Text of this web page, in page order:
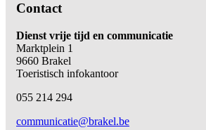
Contact
Dienst vrije tijd en communicatie
Marktplein 1
9660 Brakel
Toeristisch infokantoor
055 214 294
communicatie@brakel.be